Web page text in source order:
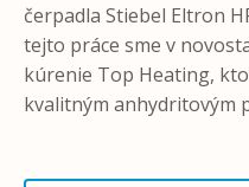
čerpadla Stiebel Eltron
tejto práce sme v
kúrenie Top Heating,
kvalitným anhydritovým